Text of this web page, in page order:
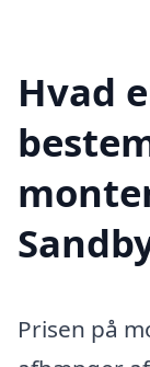
Hvad
Prisen på